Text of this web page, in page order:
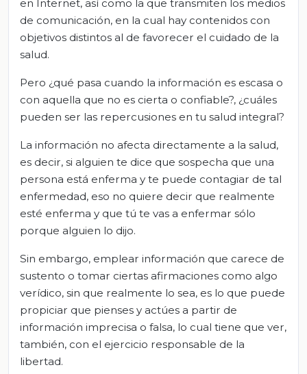
en Internet, así como la que transmiten los medios
de comunicación, en la cual hay contenidos con
objetivos distintos al de favorecer el cuidado de la
salud.
Pero ¿qué pasa cuando la información es escasa o
con aquella que no es cierta o confiable?, ¿cuáles
pueden ser las repercusiones en tu salud integral?
La información no afecta directamente a la salud,
es decir, si alguien te dice que sospecha que una
persona está enferma y te puede contagiar de tal
enfermedad, eso no quiere decir que realmente
esté enferma y que tú te vas a enfermar sólo
porque alguien lo dijo.
Sin embargo, emplear información que carece de
sustento o tomar ciertas afirmaciones como algo
verídico, sin que realmente lo sea, es lo que puede
propiciar que pienses y actúes a partir de
información imprecisa o falsa, lo cual tiene que ver,
también, con el ejercicio responsable de la
libertad.